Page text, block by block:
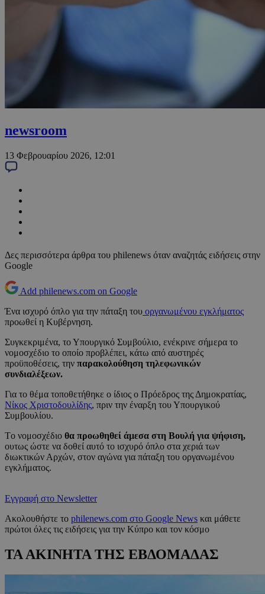
newsroom
13 Φεβρουαρίου 2026, 12:01
Δες περισσότερα άρθρα του philenews όταν αναζητάς ειδήσεις στην
Google
Add philenews.com on Google
Ένα ισχυρό όπλο για την πάταξη του οργανωμένου εγκλήματος
προωθεί η Κυβέρνηση.
Συγκεκριμένα, το Υπουργικό Συμβούλιο, ενέκρινε σήμερα το
νομοσχέδιο το οποίο προβλέπει, κάτω από αυστηρές
προϋποθέσεις, την παρακολούθηση τηλεφωνικών
συνδιαλέξεων.
Για το θέμα τοποθετήθηκε ο ίδιος ο Πρόεδρος της Δημοκρατίας,
Νίκος Χριστοδουλίδης, πριν την έναρξη του Υπουργικού
Συμβουλίου.
Tο νομοσχέδιο θα προωθηθεί άμεσα στη Βουλή για ψήφιση,
ουτως ώστε να δοθεί αυτό το ισχυρό όπλο στα χεριά των
διωκτικών Αρχών, στον αγώνα για πάταξη του οργανωμένου
εγκλήματος.
Εγγραφή στο Newsletter
Ακολουθήστε το philenews.com στο Google News και μάθετε
πρώτοι όλες τις ειδήσεις για την Κύπρο και τον κόσμο
ΤΑ ΑΚΙΝΗΤΑ ΤΗΣ ΕΒΔΟΜΑΔΑΣ